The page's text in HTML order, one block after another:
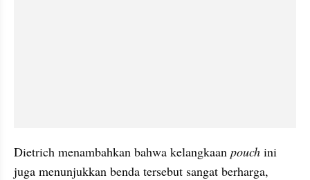
Dietrich menambahkan bahwa kelangkaan pouch ini
juga menunjukkan benda tersebut sangat berharga,